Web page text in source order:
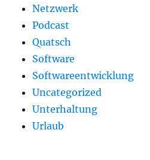
Netzwerk
Podcast
Quatsch
Software
Softwareentwicklung
Uncategorized
Unterhaltung
Urlaub